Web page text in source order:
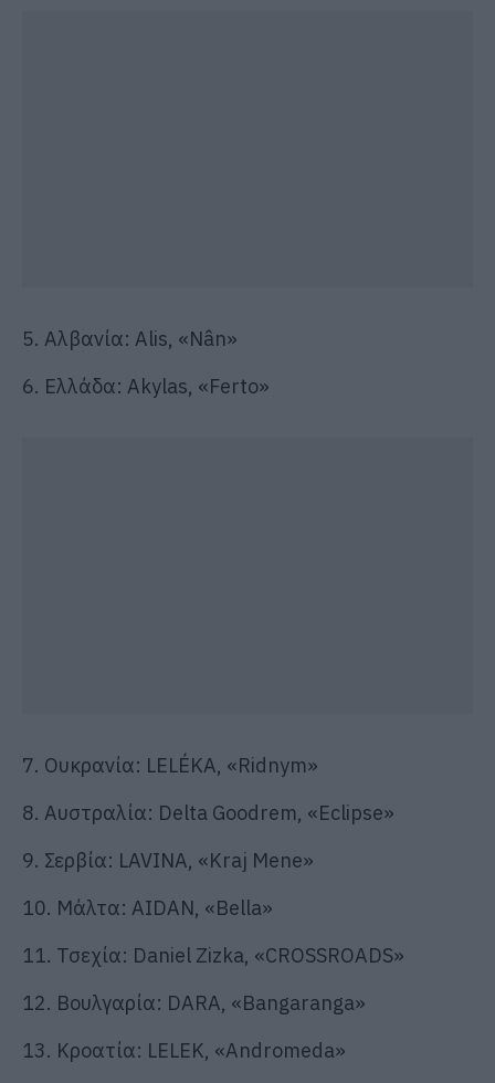
5. Αλβανία: Alis, «Nân»
6. Ελλάδα: Akylas, «Ferto»
7. Ουκρανία: LELÉKA, «Ridnym»
8. Αυστραλία: Delta Goodrem, «Eclipse»
9. Σερβία: LAVINA, «Kraj Mene»
10. Μάλτα: AIDAN, «Bella»
11. Τσεχία: Daniel Zizka, «CROSSROADS»
12. Βουλγαρία: DARA, «Bangaranga»
13. Κροατία: LELEK, «Andromeda»